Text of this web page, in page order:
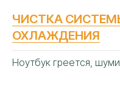
ЧИСТКА
ОХЛАЖДЕНИЯ
Ноутбук греется,
Сертифицированные
детали
Профильное дилерское
диагностическое
Ежегодное обучение и